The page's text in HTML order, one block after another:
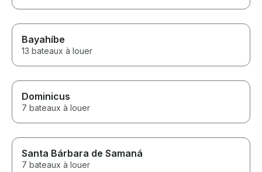
Bayahíbe
13 bateaux à louer
Dominicus
7 bateaux à louer
Santa Bárbara de Samaná
7 bateaux à louer